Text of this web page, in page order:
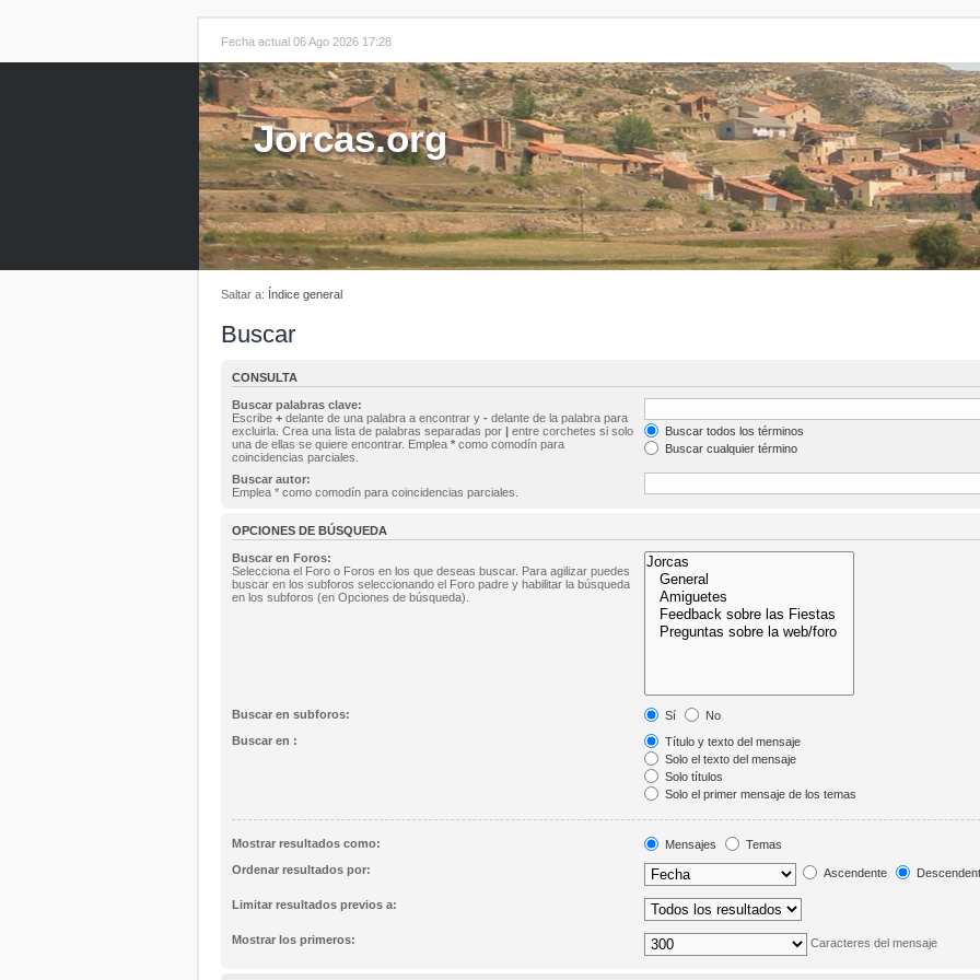
Fecha actual 06 Ago 2026 17:28
Jorcas.org
Saltar a: Índice general
Buscar
CONSULTA
Buscar palabras clave:
Escribe + delante de una palabra a encontrar y - delante de la palabra para
excluirla. Crea una lista de palabras separadas por | entre corchetes si solo
una de ellas se quiere encontrar. Emplea * como comodín para
coincidencias parciales.
Buscar todos los términos
Buscar cualquier término
Buscar autor:
Emplea * como comodín para coincidencias parciales.
OPCIONES DE BÚSQUEDA
Buscar en Foros:
Selecciona el Foro o Foros en los que deseas buscar. Para agilizar puedes
buscar en los subforos seleccionando el Foro padre y habilitar la búsqueda
en los subforos (en Opciones de búsqueda).
Buscar en subforos: Sí
No
Buscar en :
Título y texto del mensaje
Solo el texto del mensaje
Solo títulos
Solo el primer mensaje de los temas
Mostrar resultados como: Mensajes
Temas
Ordenar resultados por:
Ascendente
Limitar resultados previos a:
Mostrar los primeros: Caracteres del mensaje